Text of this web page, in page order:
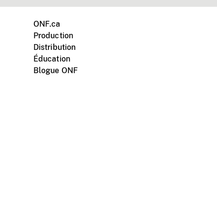
ONF.ca
Production
Distribution
Éducation
Blogue ONF